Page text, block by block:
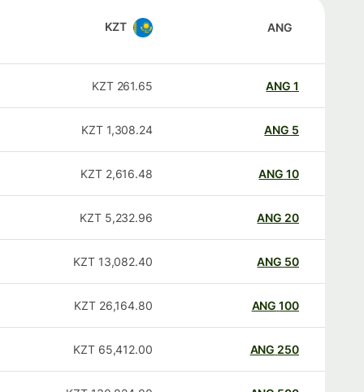
ANG
KZT
ANG
261.65
KZT
ANG
1,308.24
KZT
ANG
2,616.48
KZT
20
ANG
5,232.96
KZT
50
ANG
13,082.40
KZT
100
ANG
26,164.80
KZT
250
ANG
65,412.00
KZT